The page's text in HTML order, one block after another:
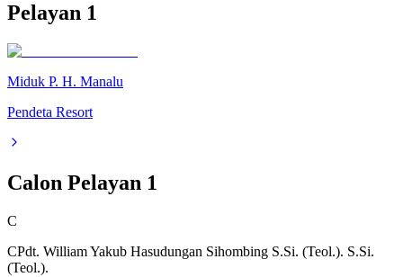
Pelayan 1
Miduk P. H. Manalu
Pendeta Resort
Calon Pelayan 1
C
CPdt. William Yakub Hasudungan Sihombing S.Si. (Teol.). S.Si.
(Teol.).